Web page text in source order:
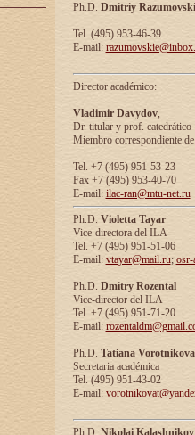
Ph.D. Dmitriy
Tel. (495) 953-46-39
E-mail:
Director académico:
Vladimir Davydov,
Dr. titular y prof. catedrático
Miembro correspondiente
Tel. +7 (495) 951-53-23
Fax +7 (495) 953-40-70
E-mail: ilac-ran@mtu-net.ru
Ph.D. Violetta Tayar
Vice-directora del ILA
Tel. +7 (495) 951-51-06
E-mail: vtayar@mail.ru; osr-
Ph.D. Dmitry Rozental
Vice-director del ILA
Tel. +7 (495) 951-71-20
E-mail:
Ph.D. Tatiana Vorotnikova
Secretaria académica
Tel. (495) 951-43-02
E-mail:
Ph.D. Nikolai Kalashnikov